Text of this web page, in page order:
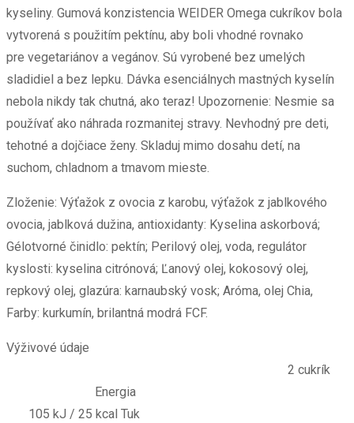
kyseliny. Gumová konzistencia WEIDER Omega cukríkov bola
vytvorená s použitím pektínu, aby boli vhodné rovnako
pre vegetariánov a vegánov. Sú vyrobené bez umelých
sladidiel a bez lepku. Dávka esenciálnych mastných kyselín
nebola nikdy tak chutná, ako teraz! Upozornenie: Nesmie sa
používať ako náhrada rozmanitej stravy. Nevhodný pre deti,
tehotné a dojčiace ženy. Skladuj mimo dosahu detí, na
suchom, chladnom a tmavom mieste.
Zloženie: Výťažok z ovocia z karobu, výťažok z jablkového
ovocia, jablková dužina, antioxidanty: Kyselina askorbová;
Gélotvorné činidlo: pektín; Perilový olej, voda, regulátor
kyslosti: kyselina citrónová; Ľanový olej, kokosový olej,
repkový olej, glazúra: karnaubský vosk; Aróma, olej Chia,
Farby: kurkumín, brilantná modrá FCF.
Výživové údaje
2 cukrík
Energia
105 kJ / 25 kcal Tuk